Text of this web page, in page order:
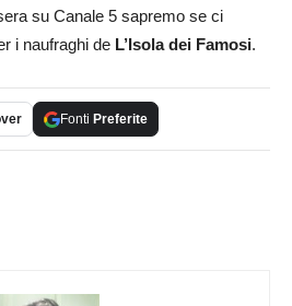
su Canale 5 sapremo se ci
i naufraghi de L’Isola dei Famosi.
Fonti Preferite